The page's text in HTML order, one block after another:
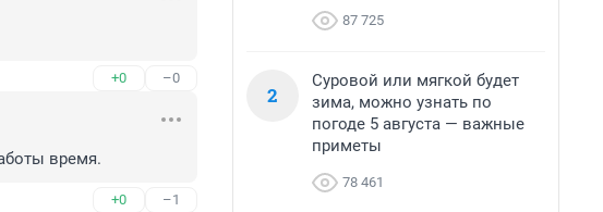
+0 –0
время.
+0 –1
87 725
2
Суровой или мягкой будет
зима, можно узнать по
погоде 5 августа — важные
приметы
78 461